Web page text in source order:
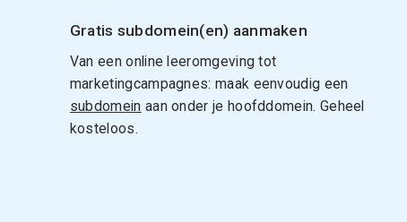
Gratis subdomein(en) aanmaken
Van een online leeromgeving tot
marketingcampagnes: maak eenvoudig een
subdomein aan onder je hoofddomein. Geheel
kosteloos.